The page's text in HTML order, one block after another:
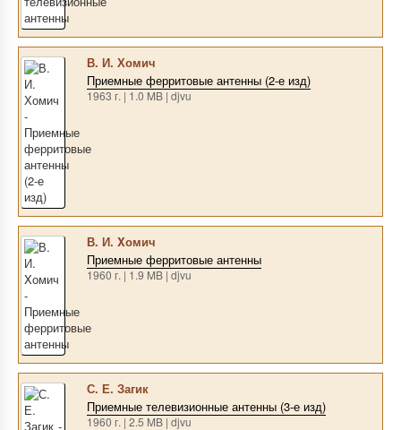
В. И. Хомич
Приемные ферритовые антенны (2-е изд)
1963 г. | 1.0 MB | djvu
В. И. Xомич
Приемные ферритовые антенны
1960 г. | 1.9 MB | djvu
С. Е. Загик
Приемные телевизионные антенны (3-е изд)
1960 г. | 2.5 MB | djvu